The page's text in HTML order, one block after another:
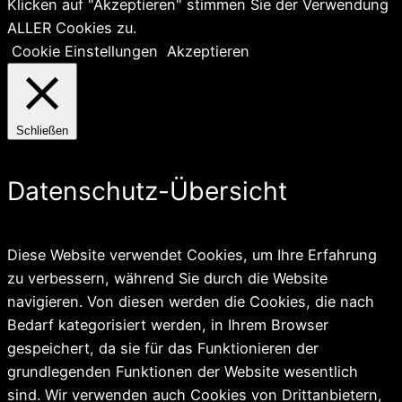
Klicken auf "Akzeptieren" stimmen Sie der Verwendung
ALLER Cookies zu.
Cookie Einstellungen Akzeptieren
Schließen
Datenschutz-Übersicht
Diese Website verwendet Cookies, um Ihre Erfahrung
zu verbessern, während Sie durch die Website
navigieren. Von diesen werden die Cookies, die nach
Bedarf kategorisiert werden, in Ihrem Browser
gespeichert, da sie für das Funktionieren der
grundlegenden Funktionen der Website wesentlich
sind. Wir verwenden auch Cookies von Drittanbietern,